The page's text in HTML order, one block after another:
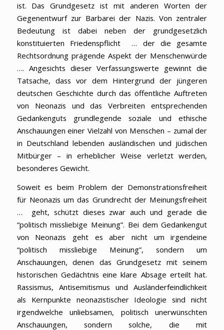
ist. Das Grundgesetz ist mit anderen Worten der
Gegenentwurf zur Barbarei der Nazis. Von zentraler
Bedeutung ist dabei neben der grundgesetzlich
konstituierten Friedenspflicht … der die gesamte
Rechtsordnung prägende Aspekt der Menschenwürde
…. Angesichts dieser Verfassungswerte gewinnt die
Tatsache, dass vor dem Hintergrund der jüngeren
deutschen Geschichte durch das öffentliche Auftreten
von Neonazis und das Verbreiten entsprechenden
Gedankenguts grundlegende soziale und ethische
Anschauungen einer Vielzahl von Menschen – zumal der
in Deutschland lebenden ausländischen und jüdischen
Mitbürger – in erheblicher Weise verletzt werden,
besonderes Gewicht.
Soweit es beim Problem der Demonstrationsfreiheit
für Neonazis um das Grundrecht der Meinungsfreiheit
… geht, schützt dieses zwar auch und gerade die
“politisch missliebige Meinung”. Bei dem Gedankengut
von Neonazis geht es aber nicht um irgendeine
“politisch missliebige Meinung”, sondern um
Anschauungen, denen das Grundgesetz mit seinem
historischen Gedächtnis eine klare Absage erteilt hat.
Rassismus, Antisemitismus und Ausländerfeindlichkeit
als Kernpunkte neonazistischer Ideologie sind nicht
irgendwelche unliebsamen, politisch unerwünschten
Anschauungen, sondern solche, die mit